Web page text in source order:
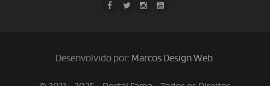
Desenvolvido por: Marcos Design Web.